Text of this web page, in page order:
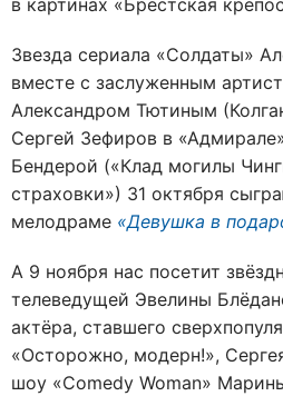
в картинах «Брестская
Звезда сериала «Солдаты»
вместе с заслуженным
Александром Тютиным
Сергей Зефиров в
Бендерой («Клад могилы
страховки») 31 октября
мелодраме «Девушка в
А 9 ноября нас посетит
телеведущей Эвелины
актёра, ставшего
«Осторожно, модерн!»,
шоу «Comedy Woman»